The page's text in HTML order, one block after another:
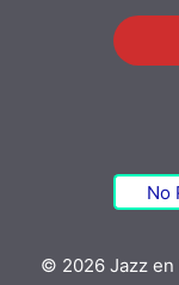
No
© 2026 Jazz en